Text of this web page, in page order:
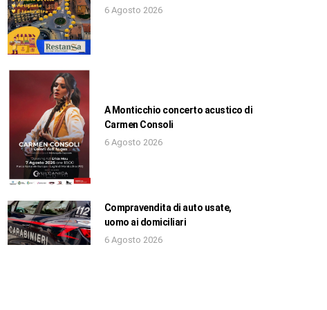
6 Agosto 2026
A Monticchio concerto acustico di
Carmen Consoli
6 Agosto 2026
Compravendita di auto usate,
uomo ai domiciliari
6 Agosto 2026